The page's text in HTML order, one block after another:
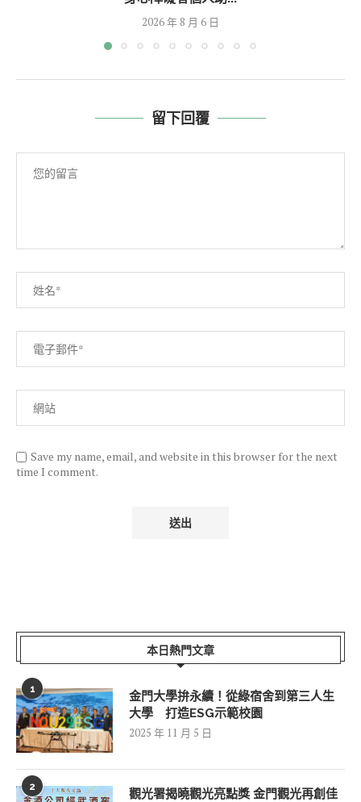
2026 年 8 月 6 日
留下回覆
Save my name, email, and website in this browser for the next
time I comment.
本日熱門文章
1
金門大學拚永續！從綠宿舍到第三人生
大學 打造ESG示範校園
2025 年 11 月 5 日
2
觀光署揭曉觀光亮點獎 金門觀光再創佳